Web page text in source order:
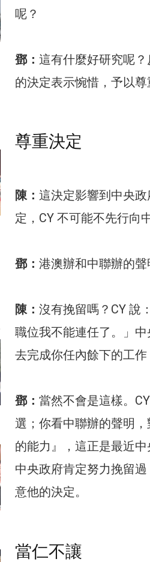
呢？
鄧： 這有什麼好研究呢
的決定表示惋惜，予以
尊重決定
陳： 這決定影響到中央
定，CY 不可能不先行向
鄧： 港澳辦和中聯辦的聲
陳： 沒有挽留嗎？CY 說
職位我不能連任了。」
去完成你任內餘下的工
鄧： 當然不會是這樣。
選；你看中聯辦的聲明
的能力』，這正是最近
中央政府肯定努力挽留
意他的決定。
當仁不讓